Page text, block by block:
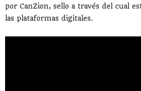
por CanZion, sello a través del cual
las plataformas digitales.